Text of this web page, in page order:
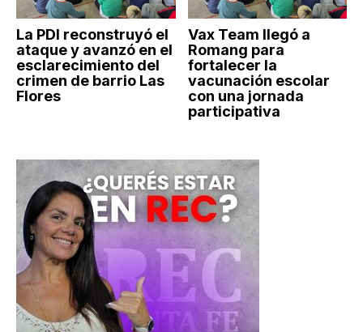
La PDI reconstruyó el
ataque y avanzó en el
esclarecimiento del
crimen de barrio Las
Flores
Vax Team llegó a
Romang para
fortalecer la
vacunación escolar
con una jornada
participativa